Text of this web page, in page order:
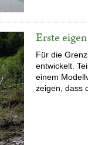
Erste
Für die
entwickelt.
einem
zeigen, dass